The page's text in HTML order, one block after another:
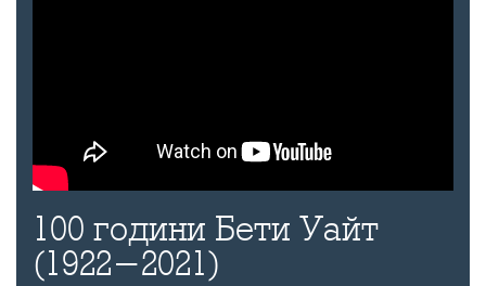
100 години Бети Уайт
(1922-2021)